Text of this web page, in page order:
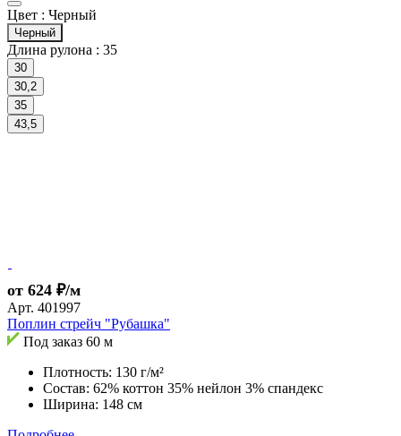
Цвет : Черный
Черный
Длина рулона : 35
30
30,2
35
43,5
от 624 ₽/м
Арт. 401997
Поплин стрейч "Рубашка"
Под заказ 60 м
Плотность: 130 г/м²
Состав: 62% коттон 35% нейлон 3% спандекс
Ширина: 148 см